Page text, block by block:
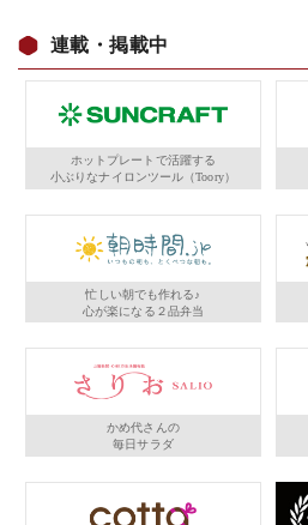
連載・掲載中
ホットプレートで活躍する
小ぶりなナイロンツール（Toory）
忙しい朝でも作れる♪
心が楽になる２品弁当
かめ代さんの
毎日サラダ